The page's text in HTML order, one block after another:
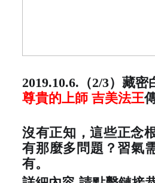
2019.10.6.（2/3）藏
尊貴的上師 吉美法王
沒有正知，這些正念
有那麼多問題？習氣
有。